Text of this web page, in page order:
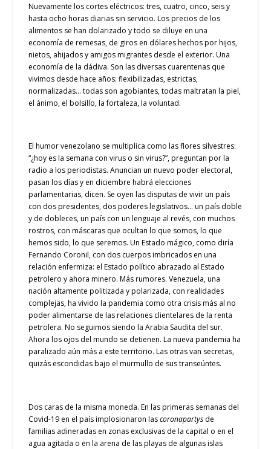
Nuevamente los cortes eléctricos: tres, cuatro, cinco, seis y
hasta ocho horas diarias sin servicio. Los precios de los
alimentos se han dolarizado y todo se diluye en una
economía de remesas, de giros en dólares hechos por hijos,
nietos, ahijados y amigos migrantes desde el exterior. Una
economía de la dádiva. Son las diversas cuarentenas que
vivimos desde hace años: flexibilizadas, estrictas,
normalizadas… todas son agobiantes, todas maltratan la piel,
el ánimo, el bolsillo, la fortaleza, la voluntad.
El humor venezolano se multiplica como las flores silvestres:
“¿hoy es la semana con virus o sin virus?”, preguntan por la
radio a los periodistas. Anuncian un nuevo poder electoral,
pasan los días y en diciembre habrá elecciones
parlamentarias, dicen. Se oyen las disputas de vivir un país
con dos presidentes, dos poderes legislativos… un país doble
y de dobleces, un país con un lenguaje al revés, con muchos
rostros, con máscaras que ocultan lo que somos, lo que
hemos sido, lo que seremos. Un Estado mágico, como diría
Fernando Coronil, con dos cuerpos imbricados en una
relación enfermiza: el Estado político abrazado al Estado
petrolero y ahora minero. Más rumores. Venezuela, una
nación altamente politizada y polarizada, con realidades
complejas, ha vivido la pandemia como otra crisis más al no
poder alimentarse de las relaciones clientelares de la renta
petrolera. No seguimos siendo la Arabia Saudita del sur.
Ahora los ojos del mundo se detienen. La nueva pandemia ha
paralizado aún más a este territorio. Las otras van secretas,
quizás escondidas bajo el murmullo de sus transeúntes.
Dos caras de la misma moneda. En las primeras semanas del
Covid-19 en el país implosionaron lascoronapartys de
familias adineradas en zonas exclusivas de la capital o en el
agua agitada o en la arena de las playas de algunas islas